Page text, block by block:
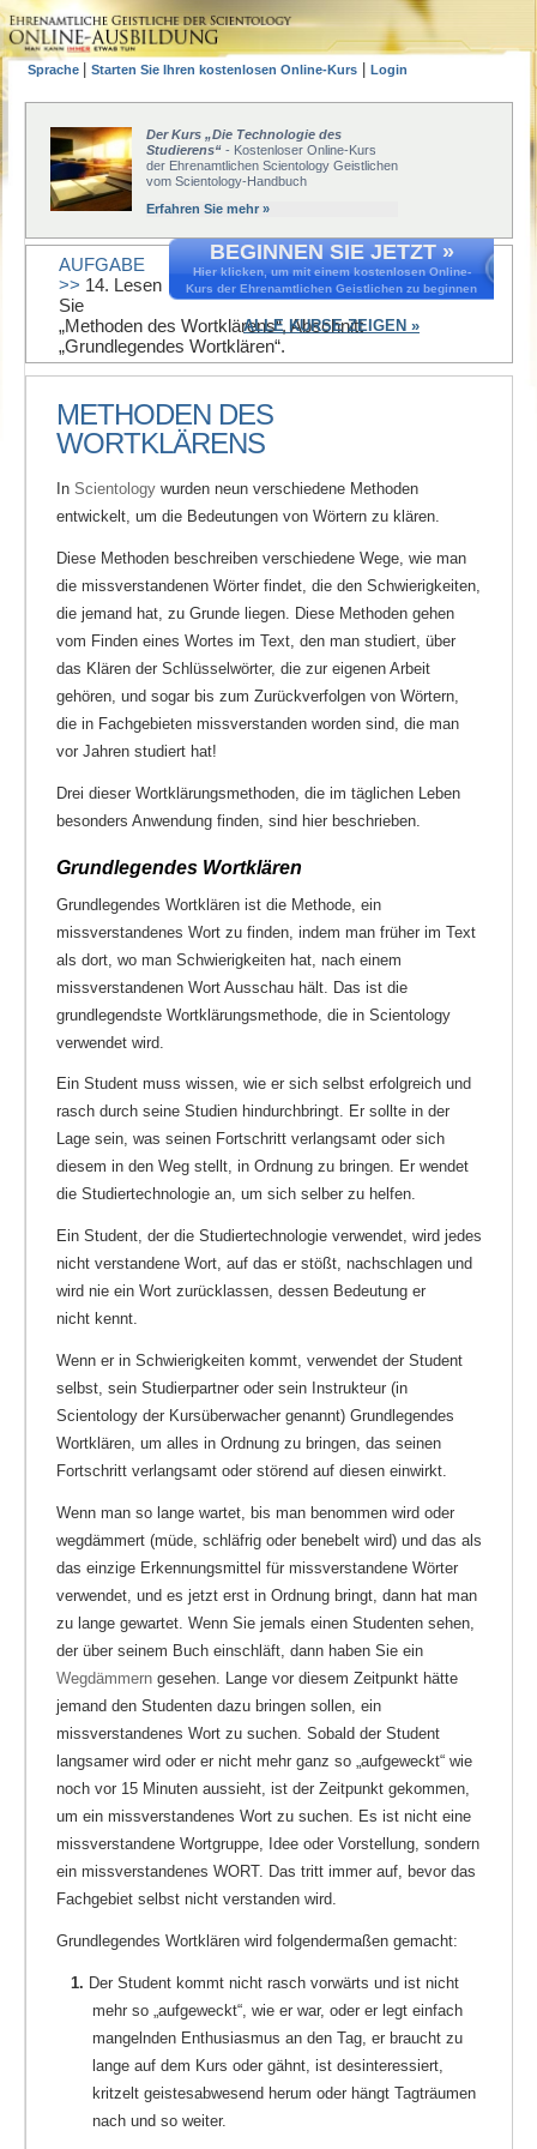
Sprache Starten Sie Ihren kostenlosen Online-Kurs Login
Der Kurs „Die Technologie des
Studierens“ - Kostenloser Online-Kurs
der Ehrenamtlichen Scientology Geistlichen
vom Scientology-Handbuch
Erfahren Sie mehr »
BEGINNEN SIE JETZT »
Hier klicken, um mit einem kostenlosen Online-
Kurs der Ehrenamtlichen Geistlichen zu beginnen
ALLE KURSE ZEIGEN »
AUFGABE
>> 14. Lesen
Sie
„Methoden des Wortklärens“, Abschnitt
„Grundlegendes Wortklären“.
METHODEN DES
WORTKLÄRENS
In Scientology wurden neun verschiedene Methoden
entwickelt, um die Bedeutungen von Wörtern zu klären.
Diese Methoden beschreiben verschiedene Wege, wie man
die missverstandenen Wörter findet, die den Schwierigkeiten,
die jemand hat, zu Grunde liegen. Diese Methoden gehen
vom Finden eines Wortes im Text, den man studiert, über
das Klären der Schlüsselwörter, die zur eigenen Arbeit
gehören, und sogar bis zum Zurückverfolgen von Wörtern,
die in Fachgebieten missverstanden worden sind, die man
vor Jahren studiert hat!
Drei dieser Wortklärungsmethoden, die im täglichen Leben
besonders Anwendung finden, sind hier beschrieben.
Grundlegendes Wortklären
Grundlegendes Wortklären ist die Methode, ein
missverstandenes Wort zu finden, indem man früher im Text
als dort, wo man Schwierigkeiten hat, nach einem
missverstandenen Wort Ausschau hält. Das ist die
grundlegendste Wortklärungsmethode, die in Scientology
verwendet wird.
Ein Student muss wissen, wie er sich selbst erfolgreich und
rasch durch seine Studien hindurchbringt. Er sollte in der
Lage sein, was seinen Fortschritt verlangsamt oder sich
diesem in den Weg stellt, in Ordnung zu bringen. Er wendet
die Studiertechnologie an, um sich selber zu helfen.
Ein Student, der die Studiertechnologie verwendet, wird jedes
nicht verstandene Wort, auf das er stößt, nachschlagen und
wird nie ein Wort zurücklassen, dessen Bedeutung er
nicht kennt.
Wenn er in Schwierigkeiten kommt, verwendet der Student
selbst, sein Studierpartner oder sein Instrukteur (in
Scientology der Kursüberwacher genannt) Grundlegendes
Wortklären, um alles in Ordnung zu bringen, das seinen
Fortschritt verlangsamt oder störend auf diesen einwirkt.
Wenn man so lange wartet, bis man benommen wird oder
wegdämmert (müde, schläfrig oder benebelt wird) und das als
das einzige Erkennungsmittel für missverstandene Wörter
verwendet, und es jetzt erst in Ordnung bringt, dann hat man
zu lange gewartet. Wenn Sie jemals einen Studenten sehen,
der über seinem Buch einschläft, dann haben Sie ein
Wegdämmern gesehen. Lange vor diesem Zeitpunkt hätte
jemand den Studenten dazu bringen sollen, ein
missverstandenes Wort zu suchen. Sobald der Student
langsamer wird oder er nicht mehr ganz so „aufgeweckt“ wie
noch vor 15 Minuten aussieht, ist der Zeitpunkt gekommen,
um ein missverstandenes Wort zu suchen. Es ist nicht eine
missverstandene Wortgruppe, Idee oder Vorstellung, sondern
ein missverstandenes WORT. Das tritt immer auf, bevor das
Fachgebiet selbst nicht verstanden wird.
Grundlegendes Wortklären wird folgendermaßen gemacht:
1. Der Student kommt nicht rasch vorwärts und ist nicht
mehr so „aufgeweckt“, wie er war, oder er legt einfach
mangelnden Enthusiasmus an den Tag, er braucht zu
lange auf dem Kurs oder gähnt, ist desinteressiert,
kritzelt geistesabwesend herum oder hängt Tagträumen
nach und so weiter.